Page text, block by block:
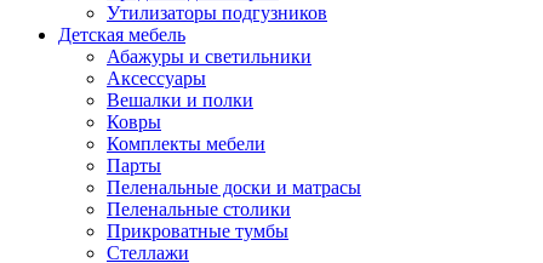
Утилизаторы подгузников
Детская мебель
Абажуры и светильники
Аксессуары
Вешалки и полки
Ковры
Комплекты мебели
Парты
Пеленальные доски и матрасы
Пеленальные столики
Прикроватные тумбы
Стеллажи